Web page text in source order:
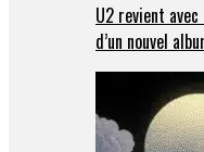
U2 revient
d’un nouvel